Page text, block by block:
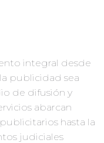
integral desde
publicidad sea
de difusión y
abarcan
hasta la
judiciales